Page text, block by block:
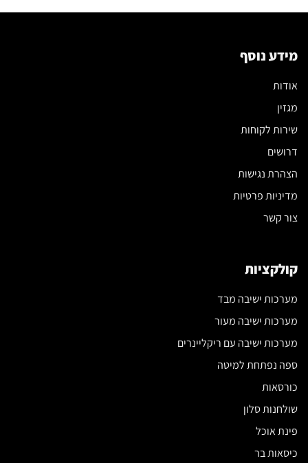
מידע נוסף
אודות
מגזין
שירות לקוחות
דרושים
הצהרת נגישות
מדיניות פרטיות
צור קשר
קולקציות
מערכות ישיבה מבד
מערכות ישיבה מעור
מערכות ישיבה עם ריקליינרים
ספה נפתחת למיטה
כורסאות
שולחנות סלון
פינת אוכל
כיסאות בר